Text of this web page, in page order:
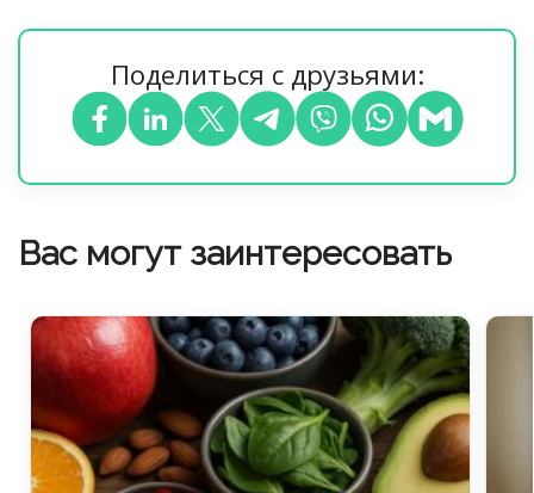
Поделиться с друзьями:
Вас могут заинтересовать